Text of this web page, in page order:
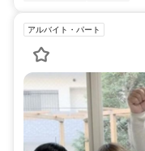
アルバイト・パート